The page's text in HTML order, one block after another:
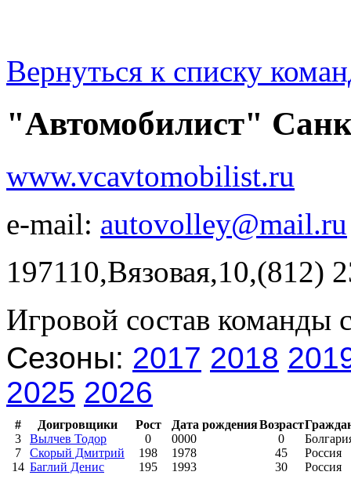
Вернуться к списку
"Автомобилист"
www.vcavtomobilist.ru
e-mail: autovolley@mail.ru
197110,Вязовая,10,(812)
Игровой состав команды
Сезоны: 2017 2018
2025 2026
# Доигровщики Рост Дата рожденияВозраст
3
Вылчев Тодор 0 0000 0
7
Скорый Дмитрий 198 1978 45
Россия
14 Баглий Денис 195 1993 30
Россия